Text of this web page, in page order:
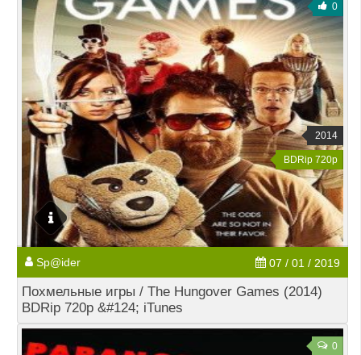
0
2014
BDRip 720p
Sp@ider 07 / 01 / 2019
Похмельные игры / The Hungover Games (2014)
BDRip 720p &#124; iTunes
0